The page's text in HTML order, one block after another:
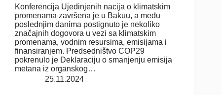
Konferencija Ujedinjenih nacija o klimatskim
promenama završena je u Bakuu, a među
poslednjim danima postignuto je nekoliko
značajnih dogovora u vezi sa klimatskim
promenama, vodnim resursima, emisijama i
finansiranjem. Predsedništvo COP29
pokrenulo je Deklaraciju o smanjenju emisija
metana iz organskog…
25.11.2024